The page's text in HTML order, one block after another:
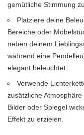
gemütliche Stimmung
Platziere deine
Bereiche oder
neben deinem
während eine
elegant beleuchtet.
Verwende
zusätzliche
Bilder oder Spiegel
Effekt zu erzielen.